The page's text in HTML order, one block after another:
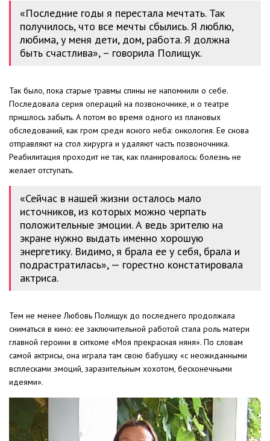
«Последние годы я перестала мечтать. Так
получилось, что все мечты сбылись. Я люблю,
любима, у меня дети, дом, работа. Я должна
быть счастлива», – говорила Полищук.
Так было, пока старые травмы спины не напомнили о себе.
Последовала серия операций на позвоночнике, и о театре
пришлось забыть. А потом во время одного из плановых
обследований, как гром среди ясного неба: онкология. Ее снова
отправляют на стол хирурга и удаляют часть позвоночника.
Реабилитация проходит не так, как планировалось: болезнь не
желает отступать.
«Сейчас в нашей жизни осталось мало
источников, из которых можно черпать
положительные эмоции. А ведь зрителю на
экране нужно выдать именно хорошую
энергетику. Видимо, я брала ее у себя, брала и
подрастратилась», — горестно констатировала
актриса.
Тем не менее Любовь Полищук до последнего продолжала
сниматься в кино: ее заключительной работой стала роль матери
главной героини в ситкоме «Моя прекрасная няня». По словам
самой актрисы, она играла там свою бабушку «с неожиданными
всплесками эмоций, заразительным хохотом, бесконечными
идеями».